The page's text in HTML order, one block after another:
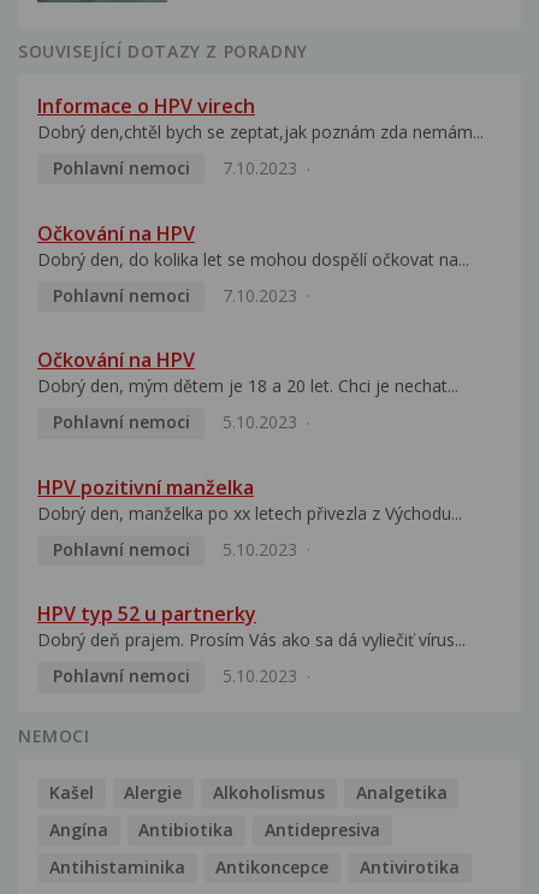
SOUVISEJÍCÍ DOTAZY Z PORADNY
Informace o HPV virech
Dobrý den,chtěl bych se zeptat,jak poznám zda nemám...
Pohlavní nemoci
7.10.2023
Očkování na HPV
Dobrý den, do kolika let se mohou dospělí očkovat na...
Pohlavní nemoci
7.10.2023
Očkování na HPV
Dobrý den, mým dětem je 18 a 20 let. Chci je nechat...
Pohlavní nemoci
5.10.2023
HPV pozitivní manželka
Dobrý den, manželka po xx letech přivezla z Východu...
Pohlavní nemoci
5.10.2023
HPV typ 52 u partnerky
Dobrý deň prajem. Prosím Vás ako sa dá vyliečiť vírus...
Pohlavní nemoci
5.10.2023
NEMOCI
Kašel Alergie Alkoholismus
Analgetika
Angína
Antibiotika
Antidepresiva
Antihistaminika
Antikoncepce Antivirotika